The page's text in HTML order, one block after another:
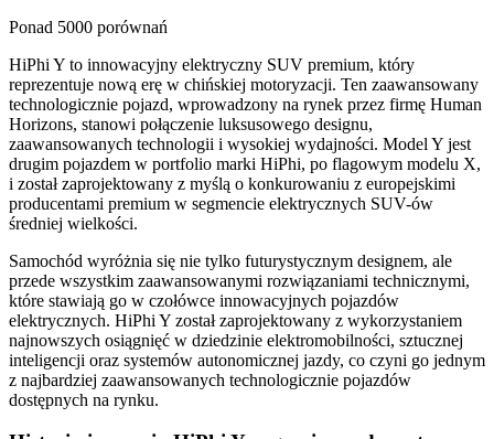
Ponad 5000 porównań
HiPhi Y to innowacyjny elektryczny SUV premium, który
reprezentuje nową erę w chińskiej motoryzacji. Ten zaawansowany
technologicznie pojazd, wprowadzony na rynek przez firmę Human
Horizons, stanowi połączenie luksusowego designu,
zaawansowanych technologii i wysokiej wydajności. Model Y jest
drugim pojazdem w portfolio marki HiPhi, po flagowym modelu X,
i został zaprojektowany z myślą o konkurowaniu z europejskimi
producentami premium w segmencie elektrycznych SUV-ów
średniej wielkości.
Samochód wyróżnia się nie tylko futurystycznym designem, ale
przede wszystkim zaawansowanymi rozwiązaniami technicznymi,
które stawiają go w czołówce innowacyjnych pojazdów
elektrycznych. HiPhi Y został zaprojektowany z wykorzystaniem
najnowszych osiągnięć w dziedzinie elektromobilności, sztucznej
inteligencji oraz systemów autonomicznej jazdy, co czyni go jednym
z najbardziej zaawansowanych technologicznie pojazdów
dostępnych na rynku.